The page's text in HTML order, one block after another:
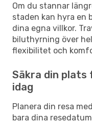
Om du stannar
staden kan hyra en
dina egna villkor.
biluthyrning över
flexibilitet och
Säkra din
idag
Planera din resa
bara dina